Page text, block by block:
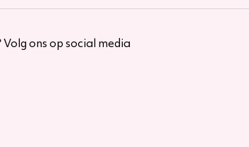
ons op social media